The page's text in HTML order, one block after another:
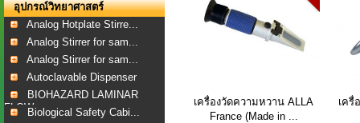
อุปกรณ์วิทยาศาสตร์
Analog Hotplate Stirre...
Analog Stirrer for sam...
Analog Stirrer for sam...
Autoclavable Dispenser
BIOHAZARD LAMINAR
FLOW...Biological Safety Cabi...
เครื่องวัดความหวาน ALLA
France (Made in ...
เครื่